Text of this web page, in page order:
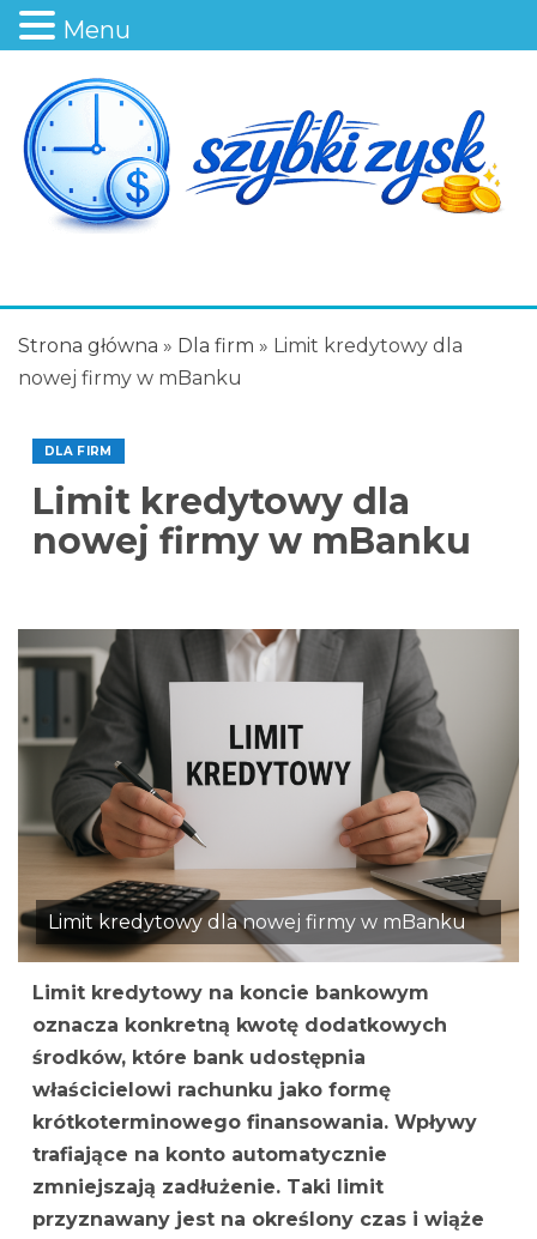
Strona główna » Dla firm » Limit kredytowy dla
nowej firmy w mBanku
DLA FIRM
Limit kredytowy dla
nowej firmy w mBanku
Limit kredytowy dla nowej firmy w mBanku
Limit kredytowy na koncie bankowym
oznacza konkretną kwotę dodatkowych
środków, które bank udostępnia
właścicielowi rachunku jako formę
krótkoterminowego finansowania. Wpływy
trafiające na konto automatycznie
zmniejszają zadłużenie. Taki limit
przyznawany jest na określony czas i wiąże
Menu